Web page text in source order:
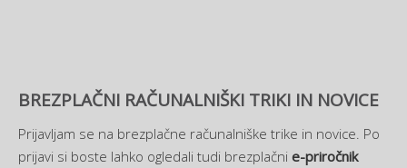
BREZPLAČNI RAČUNALNIŠKI TRIKI IN NOVICE
Prijavljam se na brezplačne računalniške trike in novice. Po
prijavi si boste lahko ogledali tudi brezplačni e-priročnik